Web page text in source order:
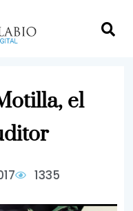
el
1335